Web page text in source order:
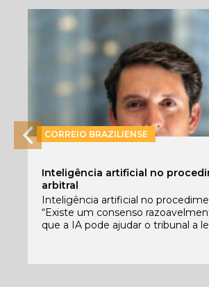
CORREIO BRAZILIENSE
Inteligência artificial no
arbitral
Inteligência artificial no
“Existe um consenso
que a IA pode ajudar o tribunal a